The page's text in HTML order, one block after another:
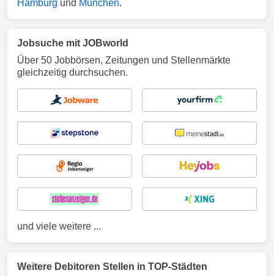
Hamburg und München.
Jobsuche mit JOBworld
Über 50 Jobbörsen, Zeitungen und Stellenmärkte
gleichzeitig durchsuchen.
und viele weitere ...
Weitere Debitoren Stellen in TOP-Städten